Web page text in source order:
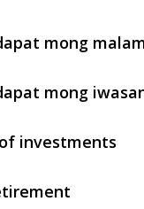
mong
mong
investments